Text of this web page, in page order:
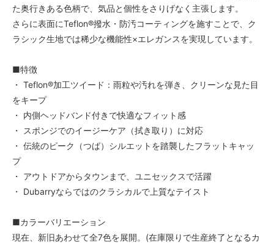
た奥行きある色柄で、気品と個性をさりげなく主張します。
さらに表面にTeflon®撥水・防汚コーティングを施すことで、ク
ラシック生地では稀少な機能性×エレガンスを実現しています。
■特徴
・ Teflon®加工ツイード：雨粒や汚れを弾き、クリーンな見た目
をキープ
・ 内側ヘッドバンド付きで快適なフィット感
・ スポンジでのイージーケア（拭き取り）に対応
・ 伝統のピーク（つば）シルエットを踏襲したフラットキャッ
プ
・ アウトドアからタウンまで、ユニセックスで活躍
・ Dubarryならではのクラシカルで上質なテイスト
■カラーバリエーション
現在、新旧あわせて全7色を展開。(在庫限りで生産終了となるカ